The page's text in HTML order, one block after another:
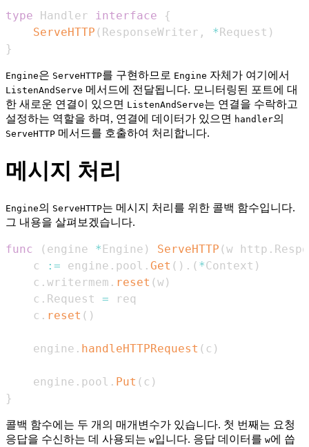
type Handler interface
{
ServeHTTP ( ResponseWriter , * Request )
}
Engine은 ServeHTTP를 구현하므로 Engine 자체가 여기에서
ListenAndServe 메서드에 전달됩니다. 모니터링된 포트에 대
한 새로운 연결이 있으면 ListenAndServe는 연결을 수락하고
설정하는 역할을 하며, 연결에 데이터가 있으면 handler의
ServeHTTP 메서드를 호출하여 처리합니다.
메시지 처리
Engine의 ServeHTTP는 메시지 처리를 위한 콜백 함수입니다.
그 내용을 살펴보겠습니다.
func ( engine * Engine ) ServeHTTP (w http .
    c
:= engine . pool . Get ( ) . ( *Context )
    c
. writermem . reset (w)
    c
. Request =
    c
. reset ( )
    engine
. handleHTTPRequest ( c )
    engine
. pool . Put ( c )
}
콜백 함수에는 두 개의 매개변수가 있습니다. 첫 번째는 요청
응답을 수신하는 데 사용되는 w입니다. 응답 데이터를 w에 씁